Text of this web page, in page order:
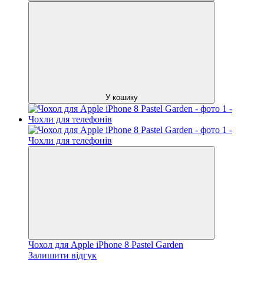
У кошику
Чохол для Apple iPhone 8 Pastel Garden
Залишити відгук